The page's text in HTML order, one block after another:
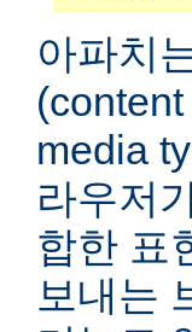
아파치
media
라우저
합한 표
보내는